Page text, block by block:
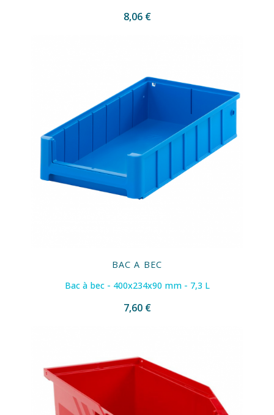
8,06 €
BAC A BEC
Bac à bec - 400x234x90 mm - 7,3 L
7,60 €